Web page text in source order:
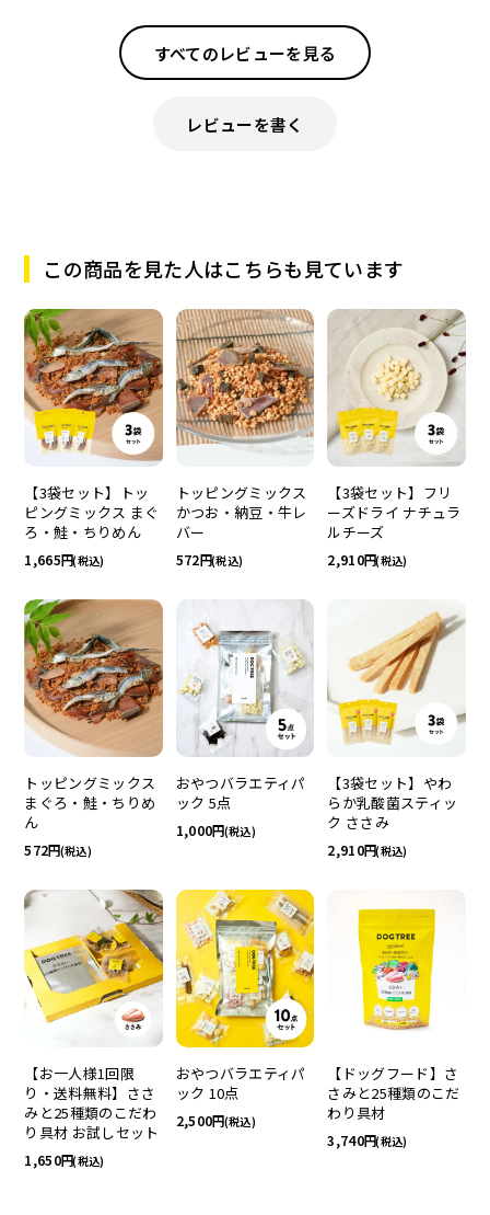
すべてのレビューを見る
レビューを書く
この商品を見た人はこちらも見ています
【3袋セット】トッ
ピングミックス まぐ
ろ・鮭・ちりめん
1,665 (税込)
トッピングミックス
かつお・納豆・牛レ
バー
572 (税込)
【3袋セット】フリ
ーズドライ ナチュラ
ルチーズ
2,910 (税込)
トッピングミックス
まぐろ・鮭・ちりめ
ん
572 (税込)
おやつバラエティパ
ック 5点
1,000 (税込)
【3袋セット】やわ
らか乳酸菌スティッ
ク ささみ
2,910 (税込)
【お一人様1回限
り・送料無料】ささ
みと25種類のこだわ
り具材 お試しセット
1,650 (税込)
おやつバラエティパ
ック 10点
2,500 (税込)
【ドッグフード】さ
さみと25種類のこだ
わり具材
3,740 (税込)